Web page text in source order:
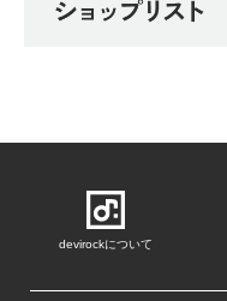
devirockについて